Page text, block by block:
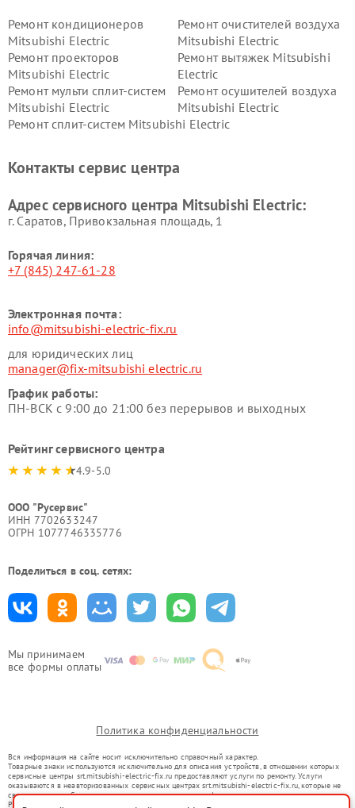
Мы принимаем
все формы оплаты
Ремонт кондиционеров
Mitsubishi Electric
Ремонт очистителей воздуха
Mitsubishi Electric
Ремонт проекторов
Mitsubishi Electric
Ремонт вытяжек Mitsubishi
Electric
Ремонт мульти сплит-систем
Mitsubishi Electric
Ремонт осушителей воздуха
Mitsubishi Electric
Ремонт сплит-систем Mitsubishi Electric
Контакты сервис центра
Адрес сервисного центра Mitsubishi Electric:
г. Саратов, Привокзальная площадь, 1
Горячая линия:
+7 (845) 247-61-28
Электронная почта:
info@mitsubishi-electric-fix.ru
для юридических лиц
manager@fix-mitsubishi electric.ru
График работы:
ПН-ВСК с 9:00 до 21:00 без перерывов и выходных
Рейтинг сервисного центра
4.9-5.0
ООО "Русервис"
ИНН 7702633247
ОГРН 1077746335776
Поделиться в соц. сетях:
Политика конфиденциальности
Вся информация на сайте носит исключительно справочный характер.
Товарные знаки используются исключительно для описания устройств, в отношении которых
сервисные центры srt.mitsubishi-electric-fix.ru предоставляют услуги по ремонту. Услуги
оказываются в неавторизованных сервисных центрах srt.mitsubishi-electric-fix.ru, которые не
связаны с правообладателями товарных знаков или их официальными представителями.
Ремонт осуществляется для устройств, уже введенных в гражданский оборот в соответствии